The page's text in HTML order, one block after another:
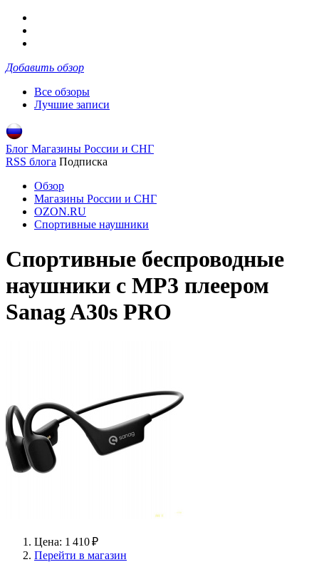
Добавить обзор
Все обзоры
Лучшие записи
Блог Магазины России и СНГ
RSS блога Подписка
Обзор
Магазины России и СНГ
OZON.RU
Спортивные наушники
Спортивные беспроводные
наушники с MP3 плеером
Sanag A30s PRO
Цена: 1 410 ₽
Перейти в магазин